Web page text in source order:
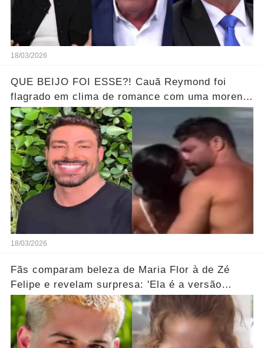
18/03/2026
QUE BEIJO FOI ESSE?! Cauã Reymond foi
flagrado em clima de romance com uma morena
misteriosa em uma praia do Rio.... Ver o Vídeo
18/03/2026
Fãs comparam beleza de Maria Flor à de Zé
Felipe e revelam surpresa: 'Ela é a versão
feminina!'... Ver mais